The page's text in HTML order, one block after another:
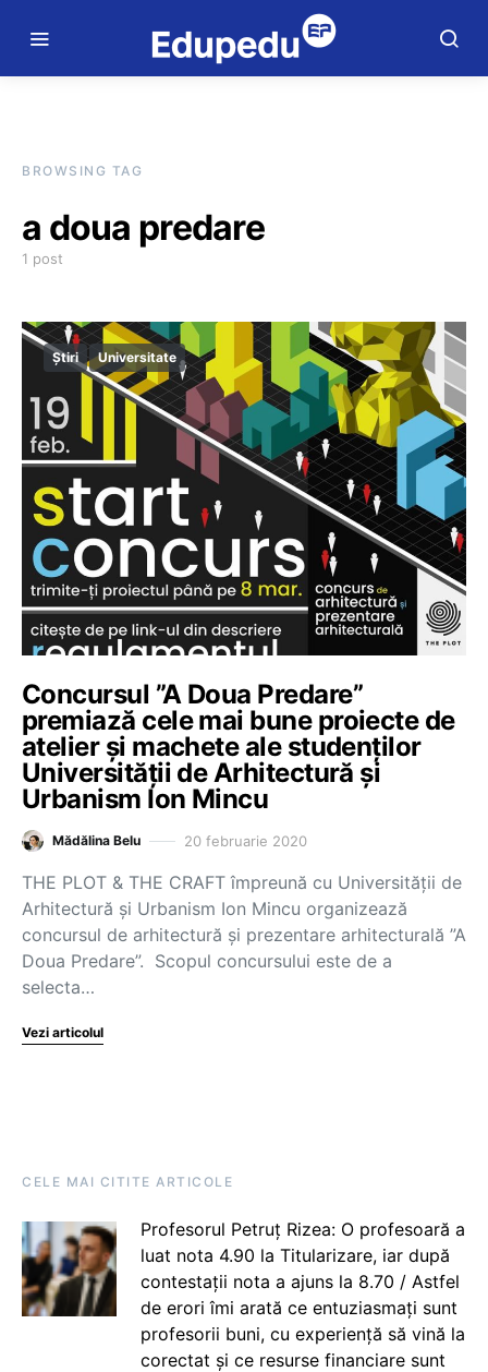
BROWSING TAG
a doua predare
1 post
Știri Universitate
Concursul ”A Doua Predare”
premiază cele mai bune proiecte de
atelier și machete ale studenților
Universității de Arhitectură și
Urbanism Ion Mincu
Mădălina Belu 20 februarie 2020
THE PLOT & THE CRAFT împreună cu Universității de
Arhitectură și Urbanism Ion Mincu organizează
concursul de arhitectură și prezentare arhitecturală ”A
Doua Predare”. Scopul concursului este de a
selecta…
Vezi articolul
CELE MAI CITITE ARTICOLE
Profesorul Petruț Rizea: O profesoară a
luat nota 4.90 la Titularizare, iar după
contestații nota a ajuns la 8.70 / Astfel
de erori îmi arată ce entuziasmați sunt
profesorii buni, cu experiență să vină la
corectat și ce resurse financiare sunt